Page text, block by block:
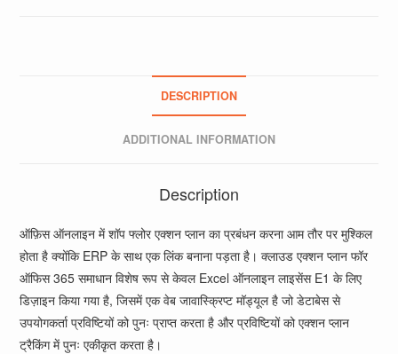
DESCRIPTION
ADDITIONAL INFORMATION
Description
ऑफ़िस ऑनलाइन में शॉप फ्लोर एक्शन प्लान का प्रबंधन करना आम तौर पर मुश्किल
होता है क्योंकि ERP के साथ एक लिंक बनाना पड़ता है। क्लाउड एक्शन प्लान फॉर
ऑफिस 365 समाधान विशेष रूप से केवल Excel ऑनलाइन लाइसेंस E1 के लिए
डिज़ाइन किया गया है, जिसमें एक वेब जावास्क्रिप्ट मॉड्यूल है जो डेटाबेस से
उपयोगकर्ता प्रविष्टियों को पुनः प्राप्त करता है और प्रविष्टियों को एक्शन प्लान
ट्रैकिंग में पुनः एकीकृत करता है।